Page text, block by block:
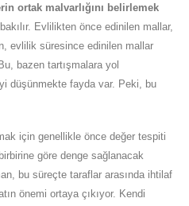
ortak malvarlığını belirlemek
Evlilikten önce edinilen mallar,
evlilik süresince edinilen mallar
bazen tartışmalara yol
düşünmekte fayda var. Peki, bu
için genellikle önce değer tespiti
göre denge sağlanacak
bu süreçte taraflar arasında ihtilaf
önemi ortaya çıkıyor. Kendi